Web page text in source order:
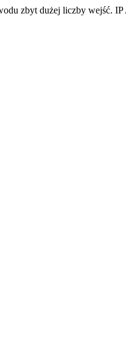
zbyt dużej liczby wejść. IP